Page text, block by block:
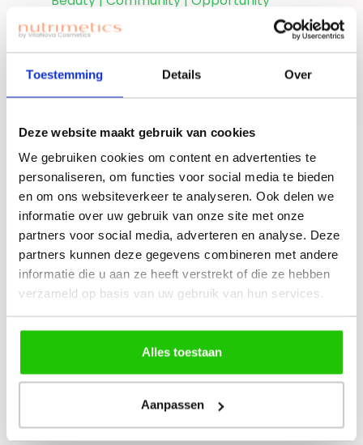
Toestemming Details Over
Deze website maakt gebruik van cookies
We gebruiken cookies om content en advertenties te
personaliseren, om functies voor social media te bieden
en om ons websiteverkeer te analyseren. Ook delen we
informatie over uw gebruik van onze site met onze
partners voor social media, adverteren en analyse. Deze
partners kunnen deze gegevens combineren met andere
informatie die u aan ze heeft verstrekt of die ze hebben
verzameld op basis van uw gebruik van hun services.
Alles toestaan
Aanpassen
Join for free!
Ben je nieuwe
accounthouder?
Vergeet niet jouw
claimen!
Bouw je eigen
beauty community!
Advies nodig of een
gratis workshop
boeken? Neem
contact op met
jouw adviseuse of
mail ons!
Deze highly pigmented Long-Wear Eye Pencil
zorgt voor een intense, diepe kleur die
moeiteloos over de huid glijdt voor een s…Meer